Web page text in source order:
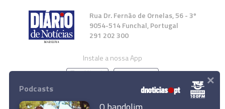
Rua Dr. Fernão de Ornelas, 56 - 3º
9054-514 Funchal, Portugal
291 202 300
Instale a nossa App
Podcasts ×